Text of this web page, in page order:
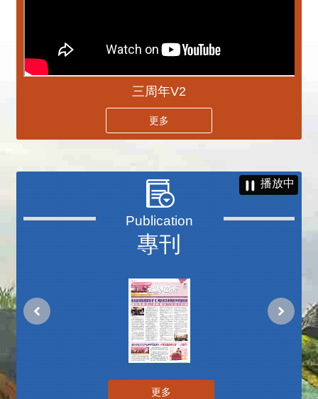
三周年V2
更多
專刊
播放中
更多